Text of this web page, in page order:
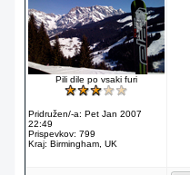
Pili dile po vsaki furi
Pridružen/-a: Pet Jan 2007
22:49
Prispevkov: 799
Kraj: Birmingham, UK